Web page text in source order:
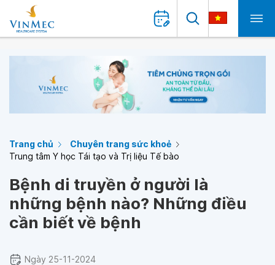
Trang chủ
Chuyên trang sức khoẻ
Trung tâm Y học Tái tạo và Trị liệu Tế bào
Bệnh di truyền ở người là
những bệnh nào? Những điều
cần biết về bệnh
Ngày 25-11-2024